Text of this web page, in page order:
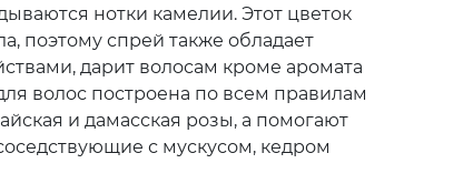
нотки камелии. Этот цветок
поэтому спрей также обладает
дарит волосам кроме аромата
волос построена по всем правилам
и дамасская розы, а помогают
с мускусом, кедром